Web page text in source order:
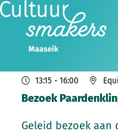
do
05
nov
2026
13:15 - 16:00
Bezoek
Geleid bezoek aan